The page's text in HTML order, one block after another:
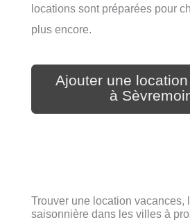
locations sont préparées pour
plus encore.
Ajouter une
à
Trouver une location vacances,
saisonnière dans les villes à